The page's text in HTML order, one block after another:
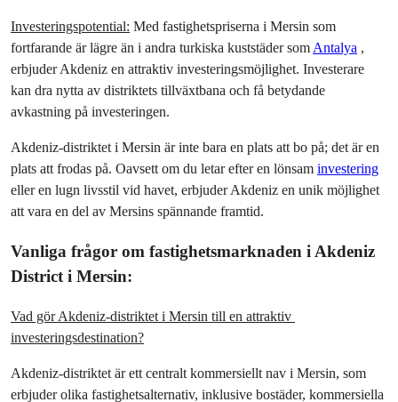
Investeringspotential: Med fastighetspriserna i Mersin som
fortfarande är lägre än i andra turkiska kuststäder som Antalya ,
erbjuder Akdeniz en attraktiv investeringsmöjlighet. Investerare
kan dra nytta av distriktets tillväxtbana och få betydande
avkastning på investeringen.
Akdeniz-distriktet i Mersin är inte bara en plats att bo på; det är en
plats att frodas på. Oavsett om du letar efter en lönsam investering
eller en lugn livsstil vid havet, erbjuder Akdeniz en unik möjlighet
att vara en del av Mersins spännande framtid.
Vanliga frågor om fastighetsmarknaden i Akdeniz
District i Mersin:
Vad gör Akdeniz-distriktet i Mersin till en attraktiv
investeringsdestination?
Akdeniz-distriktet är ett centralt kommersiellt nav i Mersin, som
erbjuder olika fastighetsalternativ, inklusive bostäder, kommersiella